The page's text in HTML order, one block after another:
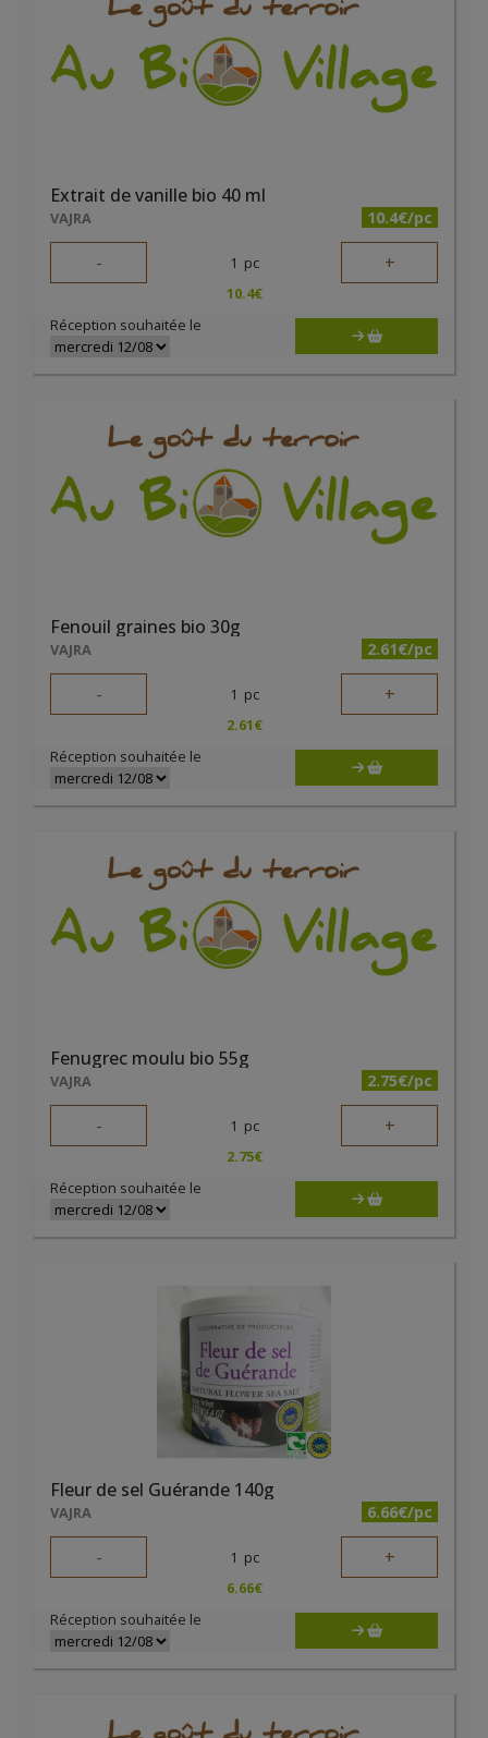
Extrait de vanille bio 40 ml
VAJRA 10.4€/pc
- 1 pc +
10.4€
Réception souhaitée le
Fenouil graines bio 30g
VAJRA 2.61€/pc
- 1 pc +
2.61€
Réception souhaitée le
Fenugrec moulu bio 55g
VAJRA 2.75€/pc
- 1 pc +
2.75€
Réception souhaitée le
Fleur de sel Guérande 140g
VAJRA 6.66€/pc
- 1 pc +
6.66€
Réception souhaitée le